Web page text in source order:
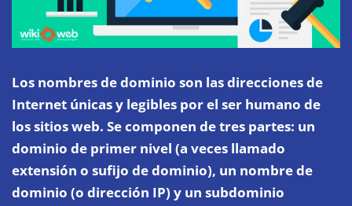
Los nombres de dominio son las direcciones de
Internet únicas y legibles por el ser humano de
los sitios web. Se componen de tres partes: un
dominio de primer nivel (a veces llamado
extensión o sufijo de dominio), un nombre de
dominio (o dirección IP) y un subdominio